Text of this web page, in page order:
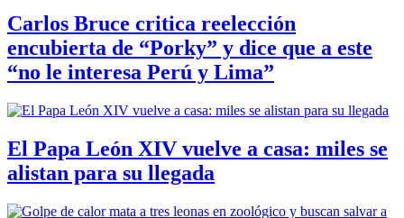
Carlos Bruce critica reelección
encubierta de “Porky” y dice que a este
“no le interesa Perú y Lima”
El Papa León XIV vuelve a casa: miles se
alistan para su llegada